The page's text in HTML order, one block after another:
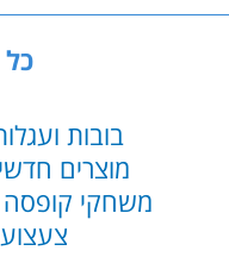
+8
בובות
מוצרים
משחקי קופסה